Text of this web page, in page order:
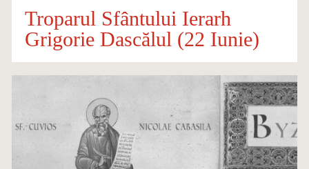
Troparul Sfântului Ierarh
Grigorie Dascălul (22 Iunie)